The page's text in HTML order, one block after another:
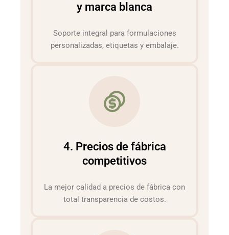
y marca blanca
Soporte integral para formulaciones
personalizadas, etiquetas y embalaje.
4. Precios de fábrica
competitivos
La mejor calidad a precios de fábrica con
total transparencia de costos.